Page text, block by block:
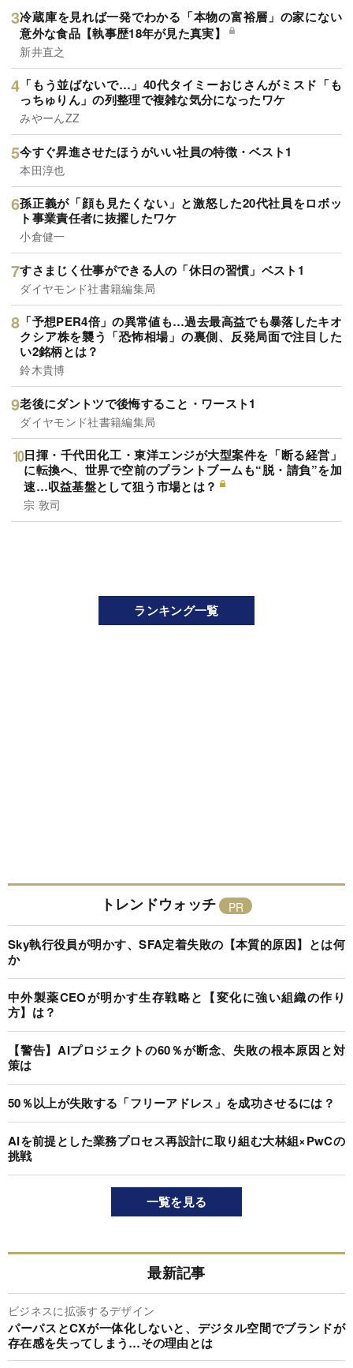
冷蔵庫を見れば一発でわかる「本物の富裕層」の家にない
意外な食品【執事歴18年が見た真実】
新井直之
「もう並ばないで…」40代タイミーおじさんがミスド「も
っちゅりん」の列整理で複雑な気分になったワケ
みやーんZZ
今すぐ昇進させたほうがいい社員の特徴・ベスト1
本田淳也
孫正義が「顔も見たくない」と激怒した20代社員をロボッ
ト事業責任者に抜擢したワケ
小倉健一
すさまじく仕事ができる人の「休日の習慣」ベスト1
ダイヤモンド社書籍編集局
「予想PER4倍」の異常値も…過去最高益でも暴落したキオ
クシア株を襲う「恐怖相場」の裏側、反発局面で注目した
い2銘柄とは？
鈴木貴博
老後にダントツで後悔すること・ワースト1
ダイヤモンド社書籍編集局
日揮・千代田化工・東洋エンジが大型案件を「断る経営」
に転換へ、世界で空前のプラントブームも“脱・請負”を加
速…収益基盤として狙う市場とは？
宗 敦司
ランキング一覧
トレンドウォッチ
Sky執行役員が明かす、SFA定着失敗の【本質的原因】とは何
か
中外製薬CEOが明かす生存戦略と【変化に強い組織の作り
方】は？
【警告】AIプロジェクトの60％が断念、失敗の根本原因と対
策は
50％以上が失敗する「フリーアドレス」を成功させるには？
AIを前提とした業務プロセス再設計に取り組む大林組×PwCの
挑戦
一覧を見る
最新記事
ビジネスに拡張するデザイン
パーパスとCXが一体化しないと、デジタル空間でブランドが
存在感を失ってしまう…その理由とは